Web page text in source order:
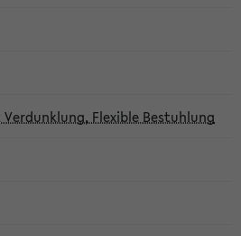
Flexible Bestuhlung